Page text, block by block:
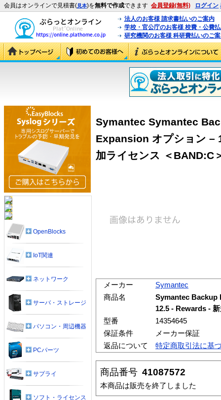
会員はオンラインで見積書(見本)を無料で作成できます 会員登録(無料) ログイン
法人のお客様 請求書払いのご案内
学校・官公庁のお客様 校費・公費
研究機関のお客様 科研費払いのご
Symantec Symantec
Expansion オプション –
加ライセンス ＜BAND:C
メーカー
Symantec
商品名
Symantec Backup
12.5 - Rewards -
型番
14354645
保証条件
メーカー保証
返品について
特定商取引法に基
商品番号 41087572
本商品は販売を終了しました
OpenBlocks
IoT関連
ネットワーク
サーバ・ストレージ
パソコン・周辺機器
PCパーツ
サプライ
ソフト・ライセンス